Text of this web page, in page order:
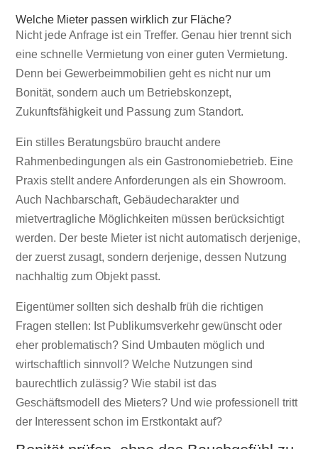
Welche Mieter passen wirklich zur Fläche?
Nicht jede Anfrage ist ein Treffer. Genau hier trennt sich
eine schnelle Vermietung von einer guten Vermietung.
Denn bei Gewerbeimmobilien geht es nicht nur um
Bonität, sondern auch um Betriebskonzept,
Zukunftsfähigkeit und Passung zum Standort.
Ein stilles Beratungsbüro braucht andere
Rahmenbedingungen als ein Gastronomiebetrieb. Eine
Praxis stellt andere Anforderungen als ein Showroom.
Auch Nachbarschaft, Gebäudecharakter und
mietvertragliche Möglichkeiten müssen berücksichtigt
werden. Der beste Mieter ist nicht automatisch derjenige,
der zuerst zusagt, sondern derjenige, dessen Nutzung
nachhaltig zum Objekt passt.
Eigentümer sollten sich deshalb früh die richtigen
Fragen stellen: Ist Publikumsverkehr gewünscht oder
eher problematisch? Sind Umbauten möglich und
wirtschaftlich sinnvoll? Welche Nutzungen sind
baurechtlich zulässig? Wie stabil ist das
Geschäftsmodell des Mieters? Und wie professionell tritt
der Interessent schon im Erstkontakt auf?